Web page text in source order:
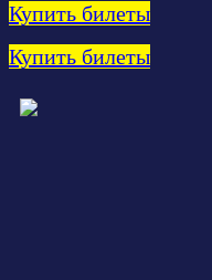
Купить билеты
Купить билеты